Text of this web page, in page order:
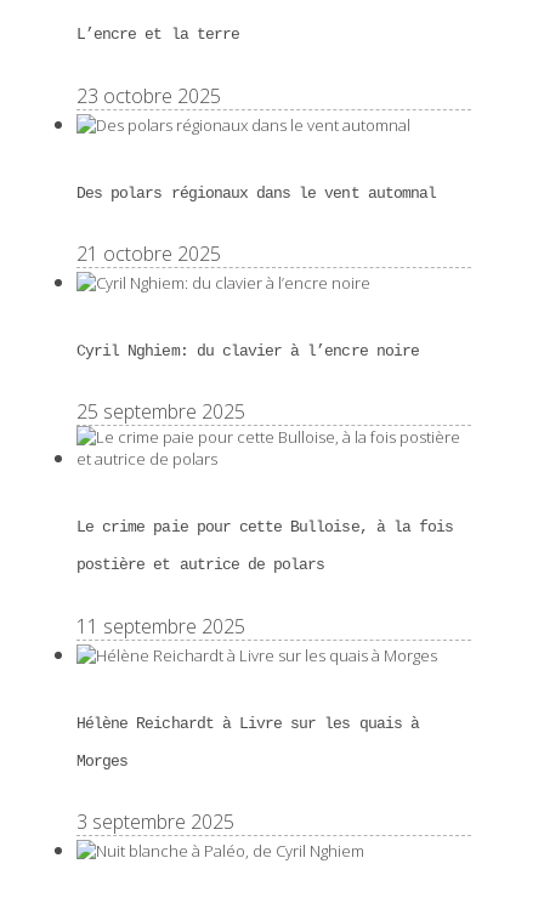
L’encre et la terre
23 octobre 2025
Des polars régionaux dans le vent automnal
21 octobre 2025
Cyril Nghiem: du clavier à l’encre noire
25 septembre 2025
Le crime paie pour cette Bulloise, à la fois
postière et autrice de polars
11 septembre 2025
Hélène Reichardt à Livre sur les quais à
Morges
3 septembre 2025